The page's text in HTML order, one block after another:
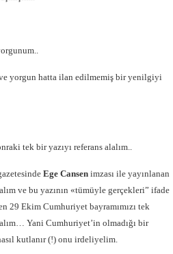
yorgun hatta ilan edilmemiş bir yenilgiyi
tek bir yazıyı referans alalım..
Ege Cansen imzası ile yayınlanan
ve bu yazının «tümüyle gerçekleri” ifade
29 Ekim Cumhuriyet bayramımızı tek
Yani Cumhuriyet’in olmadığı bir
kutlanır (!) onu irdeliyelim.